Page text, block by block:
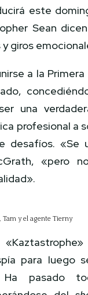
este
Sean
giros
a la
una
profesional a
desafíos. «Se
«pero
Tam y el agente Tierny
para luego
Ha pasado